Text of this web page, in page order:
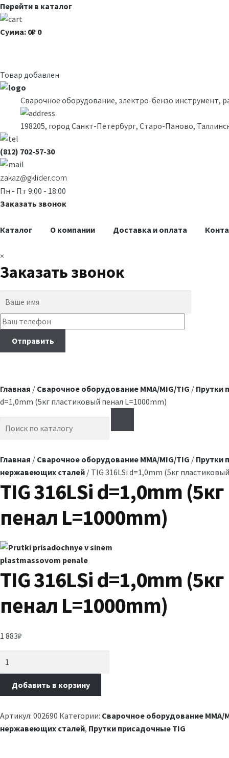
Перейти в каталог
Сумма: 0₽ 0
Товар добавлен
Сварочное оборудование, электро-бензо инструмент,
198205, город Санкт-Петербург, Старо-Паново,
(812) 702-57-30
zakaz@gklider.com
Пн - Пт 9:00 - 18:00
Заказать звонок
Каталог О компании Доставка и оплата
×
Заказать звонок
Главная / Сварочное оборудование MMA/MIG/TIG / Прутки
d=1,0mm (5кг пластиковый пенал L=1000mm)
Search for:
Главная / Сварочное оборудование MMA/MIG/TIG / Прутки
нержавеющих сталей / TIG 316LSi d=1,0mm (5кг
TIG 316LSi d=1,0mm
пенал L=1000mm)
TIG 316LSi d=1,0mm
пенал L=1000mm)
1 883₽
Добавить в корзину
Артикул: 002690 Категории: Сварочное оборудование MMA/
нержавеющих сталей, Прутки присадочные TIG